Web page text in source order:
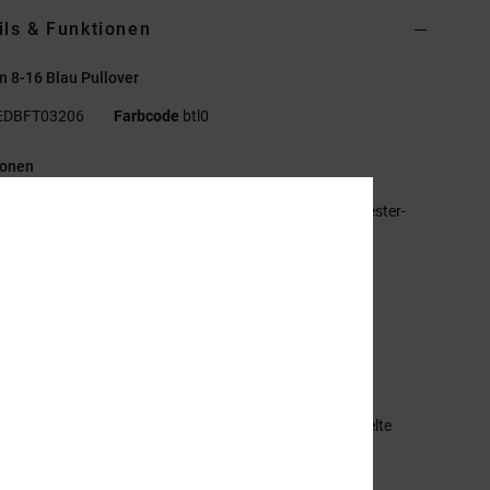
& Funktionen
8-16 Blau Pullover
Farbcode btl0
80 % Baumwolle, 20 % Polyester-
[Hauptstoff] 55 % Baumwolle, 25 % recycelte